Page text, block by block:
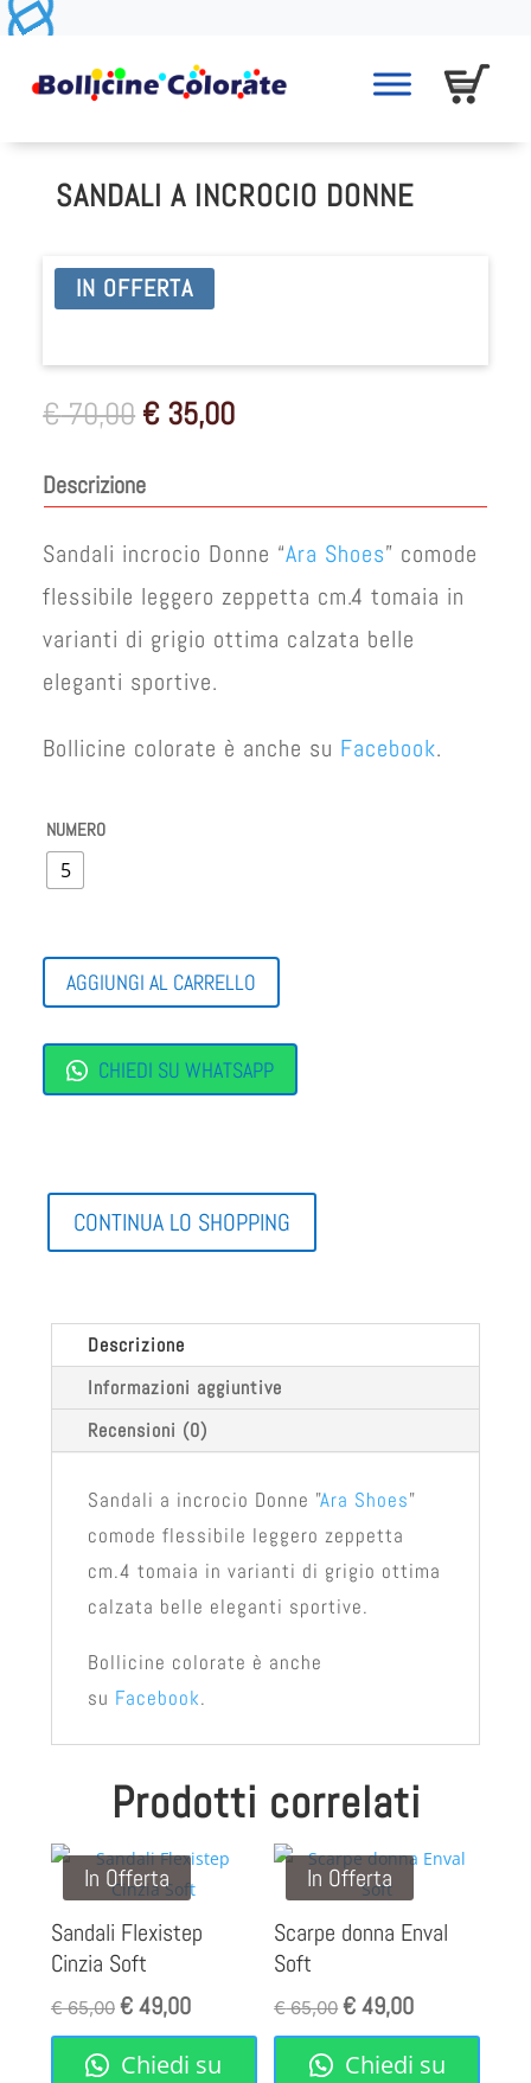
SANDALI A INCROCIO DONNE
IN OFFERTA
€70,00 Il
prezzo
era:
€ 35,00Il
Descrizione
Sandali incrocio Donne “Ara Shoes” comode
flessibile leggero zeppetta cm.4 tomaia in
varianti di grigio ottima calzata belle
eleganti sportive.
Bollicine colorate è anche su Facebook.
NUMERO
5
SANDALI
INCROCIO
QUANTITÀ
AGGIUNGI AL CARRELLO
CHIEDI SU WHATSAPP
CONTINUA LO SHOPPING
Descrizione
Informazioni aggiuntive
Recensioni (0)
Sandali a incrocio Donne "Ara Shoes"
comode flessibile leggero zeppetta
cm.4 tomaia in varianti di grigio ottima
calzata belle eleganti sportive.
Bollicine colorate è anche
su Facebook.
Prodotti correlati
In Offerta
Sandali Flexistep
Cinzia Soft
€65,00 Il
prezzo
originale
€49,00Il
prezzo
attuale
Chiedi su
In Offerta
Scarpe donna Enval
Soft
€65,00Il
prezzo
originale
€49,00Il
prezzo
attuale
Chiedi su